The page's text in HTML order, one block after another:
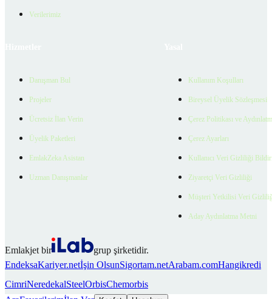
Verilerimiz
Danışman Bul
Projeler
Ücretsiz İlan Verin
Üyelik Paketleri
EmlakZeka Asistan
Uzman Danışmanlar
Kullanım Koşulları
Bireysel Üyelik Sözleşmesi
Çerez Politikası ve
Çerez Ayarları
Kullanıcı Veri Gizliliği
Ziyaretçi Veri Gizliliği
Müşteri Yetkilisi Veri
Aday Aydınlatma Metni
Emlakjet bir
grup şirketidir.
EndeksaKariyer.netİşin OlsunSigortam.netArabam.comHangikredi
CimriNeredekalSteelOrbisChemorbis